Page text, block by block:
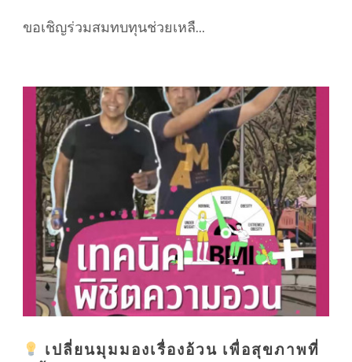
ขอเชิญร่วมสมทบทุนช่วยเหลื...
เปลี่ยนมุมมองเรื่องอ้วน เพื่อสุขภาพที่